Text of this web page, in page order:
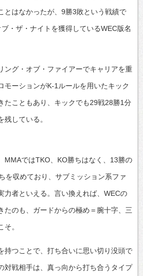
とはなかったが、9勝3敗という戦績で
・ザ・ナイトを獲得しているWEC版名
ング・オブ・ファイアーでキャリアを重
モーションがK-1ルールを用いたキック
たこともあり、キックでも29戦28勝1分
残している。
MMAではTKO、KO勝ちはなく、13勝の
を収めており、サブミッション系ファ
力者といえる。言い換えれば、WECの
たのも、ガードからの極め＝腕十字、三
。
持つことで、打ち合いに思い切り没頭で
対戦相手は、真っ向から打ち合うタイプ